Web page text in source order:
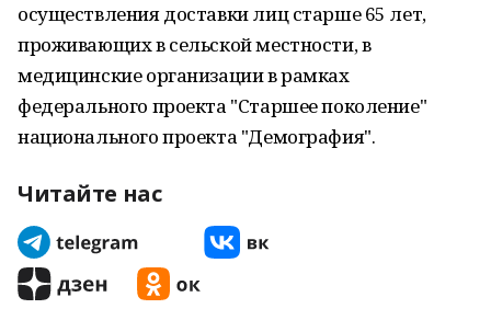
осуществления доставки лиц старше 65 лет,
проживающих в сельской местности, в
медицинские организации в рамках
федерального проекта "Старшее поколение"
национального проекта "Демография".
Читайте нас